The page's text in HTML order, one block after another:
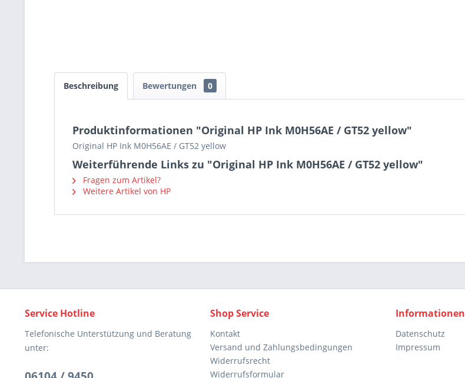
Beschreibung Bewertungen 0
Produktinformationen "Original HP Ink M0H56AE / GT52 yellow"
Original HP Ink M0H56AE / GT52 yellow
Weiterführende Links zu "Original HP Ink M0H56AE / GT52 yellow"
Fragen zum Artikel?
Weitere Artikel von HP
Service Hotline
Telefonische Unterstützung und Beratung
unter:
Shop Service
Kontakt
Versand und Zahlungsbedingungen
Widerrufsrecht
Widerrufsformular
Informationen
Datenschutz
Impressum